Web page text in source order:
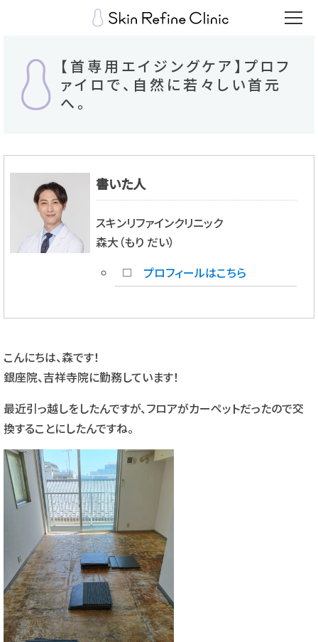
【首専用エイジングケア】プロフ
ァイロで、自然に若々しい首元
へ。
書いた人
スキンリファインクリニック
森大（もり だい）
プロフィールはこちら
こんにちは、森です！
銀座院、吉祥寺院に勤務しています！
最近引っ越しをしたんですが、フロアがカーペットだったので交
換することにしたんですね。